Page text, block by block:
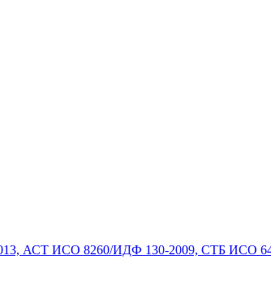
АСТ ИСО 8260/ИДФ 130-2009, СТБ ИСО